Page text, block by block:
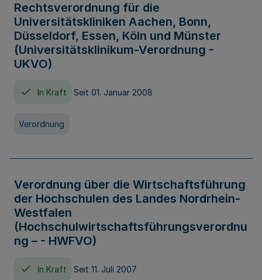
Rechtsverordnung für die
Universitätskliniken Aachen, Bonn,
Düsseldorf, Essen, Köln und Münster
(Universitätsklinikum-Verordnung -
UKVO)
In Kraft Seit 01. Januar 2008
Verordnung
Verordnung über die Wirtschaftsführung
der Hochschulen des Landes Nordrhein-
Westfalen
(Hochschulwirtschaftsführungsverordnu
ng – - HWFVO)
In Kraft Seit 11. Juli 2007